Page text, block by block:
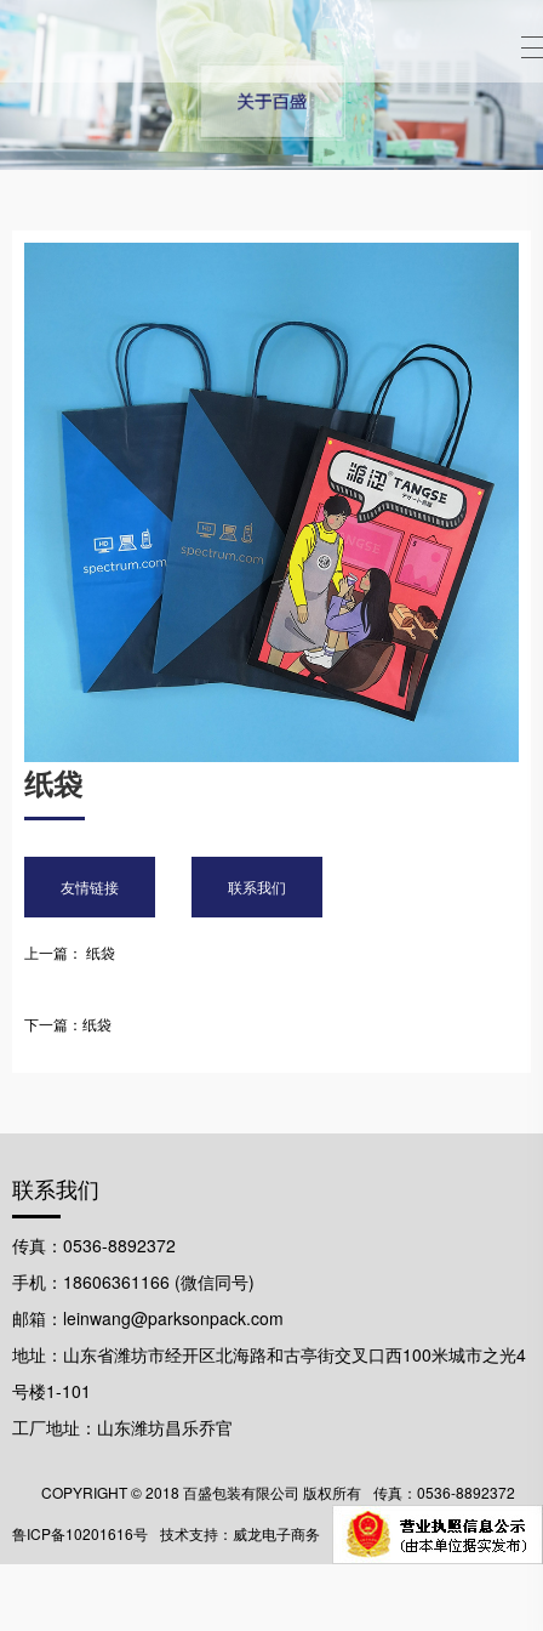
纸袋
友情链接 联系我们
上一篇： 纸袋
下一篇：纸袋
联系我们
传真：0536-8892372
手机：18606361166 (微信同号)
邮箱：leinwang@parksonpack.com
地址：山东省潍坊市经开区北海路和古亭街交叉口西100米城市之光4
号楼1-101
工厂地址：山东潍坊昌乐乔官
COPYRIGHT ©️ 2018 百盛包装有限公司 版权所有
传真：0536-8892372
鲁ICP备10201616号 技术支持：威龙电子商务